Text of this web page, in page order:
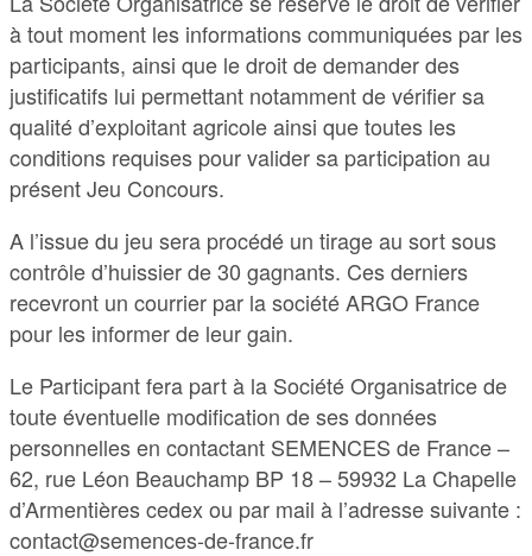
à tout moment les informations communiquées par les
participants, ainsi que le droit de demander des
justificatifs lui permettant notamment de vérifier sa
qualité d’exploitant agricole ainsi que toutes les
conditions requises pour valider sa participation au
présent Jeu Concours.
A l’issue du jeu sera procédé un tirage au sort sous
contrôle d’huissier de 30 gagnants. Ces derniers
recevront un courrier par la société ARGO France
pour les informer de leur gain.
Le Participant fera part à la Société Organisatrice de
toute éventuelle modification de ses données
personnelles en contactant SEMENCES de France –
62, rue Léon Beauchamp BP 18 – 59932 La Chapelle
d’Armentières cedex ou par mail à l’adresse suivante :
contact@semences-de-france.fr